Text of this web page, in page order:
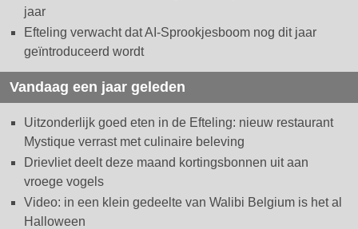
jaar
Efteling verwacht dat AI-Sprookjesboom nog dit jaar
geïntroduceerd wordt
Vandaag een jaar geleden
Uitzonderlijk goed eten in de Efteling: nieuw restaurant
Mystique verrast met culinaire beleving
Drievliet deelt deze maand kortingsbonnen uit aan
vroege vogels
Video: in een klein gedeelte van Walibi Belgium is het al
Halloween